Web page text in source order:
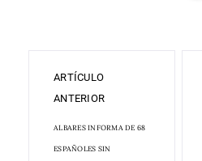
ARTÍCULO
ANTERIOR
ALBARES INFORMA DE 68
ESPAÑOLES SIN